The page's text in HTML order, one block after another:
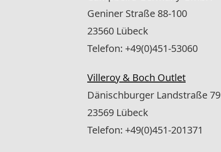
Geniner Straße 88-100
23560 Lübeck
Telefon: +49(0)451-53060
Villeroy & Boch Outlet
Dänischburger Landstraße 79
23569 Lübeck
Telefon: +49(0)451-201371